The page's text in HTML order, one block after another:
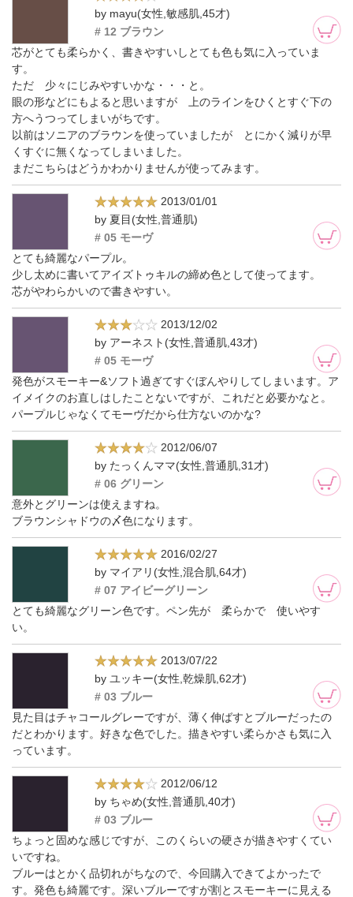
by mayu(女性,敏感肌,45才)
# 12 ブラウン
芯がとても柔らかく、書きやすいしとても色も気に入っていま
す。
ただ 少々にじみやすいかな・・・と。
眼の形などにもよると思いますが 上のラインをひくとすぐ下の
方へうつってしまいがちです。
以前はソニアのブラウンを使っていましたが とにかく減りが早
くすぐに無くなってしまいました。
まだこちらはどうかわかりませんが使ってみます。
2013/01/01
by 夏目(女性,普通肌)
# 05 モーヴ
とても綺麗なパープル。
少し太めに書いてアイズトゥキルの締め色として使ってます。
芯がやわらかいので書きやすい。
2013/12/02
by アーネスト(女性,普通肌,43才)
# 05 モーヴ
発色がスモーキー&ソフト過ぎてすぐぼんやりしてしまいます。ア
イメイクのお直しはしたことないですが、これだと必要かなと。
パープルじゃなくてモーヴだから仕方ないのかな?
2012/06/07
by たっくんママ(女性,普通肌,31才)
# 06 グリーン
意外とグリーンは使えますね。
ブラウンシャドウの〆色になります。
2016/02/27
by マイアリ(女性,混合肌,64才)
# 07 アイビーグリーン
とても綺麗なグリーン色です。ペン先が 柔らかで 使いやす
い。
2013/07/22
by ユッキー(女性,乾燥肌,62才)
# 03 ブルー
見た目はチャコールグレーですが、薄く伸ばすとブルーだったの
だとわかります。好きな色でした。描きやすい柔らかさも気に入
っています。
2012/06/12
by ちゃめ(女性,普通肌,40才)
# 03 ブルー
ちょっと固めな感じですが、このくらいの硬さが描きやすくてい
いですね。
ブルーはとかく品切れがちなので、今回購入できてよかったで
す。発色も綺麗です。深いブルーですが割とスモーキーに見える